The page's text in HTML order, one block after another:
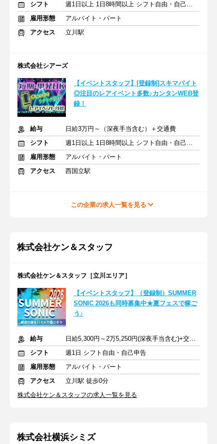
シフト
週1日以上 1日8時間以上 シフト自由・自己申告
雇用形態
アルバイト・パート
アクセス
立川駅
株式会社シアーズ
【イベントスタッフ】[登録制]スキマバイト
◎注目のレアイベント多数♪カンタンWEB登
録！
給与
日給3万円～（深夜手当含む）＋交通費
シフト
週1日以上 1日8時間以上 シフト自由・自己申告
雇用形態
アルバイト・パート
アクセス
西国立駅
この企業の求人一覧を見る
株式会社ケン＆スタッフ
株式会社ケン＆スタッフ［立川エリア］
【イベントスタッフ】（登録制）SUMMER
SONIC 2026も同時募集中★夏フェスで稼ご
う♪
給与
日給5,300円～2万5,250円(深夜手当含む)+交通費支給
シフト
週1日 シフト自由・自己申告
雇用形態
アルバイト・パート
アクセス
立川駅 徒歩0分
株式会社ケン＆スタッフの求人一覧を見る
株式会社横浜シミズ